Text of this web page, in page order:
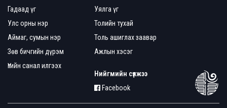
Гадаад үг
Улс орны нэр
Аймаг, сумын нэр
Зөв бичгийн дүрэм
Үгийн санал илгээх
Уялга үг
Толийн тухай
Толь ашиглах заавар
Ажлын хэсэг
Нийгмийн сүлжээ
Facebook